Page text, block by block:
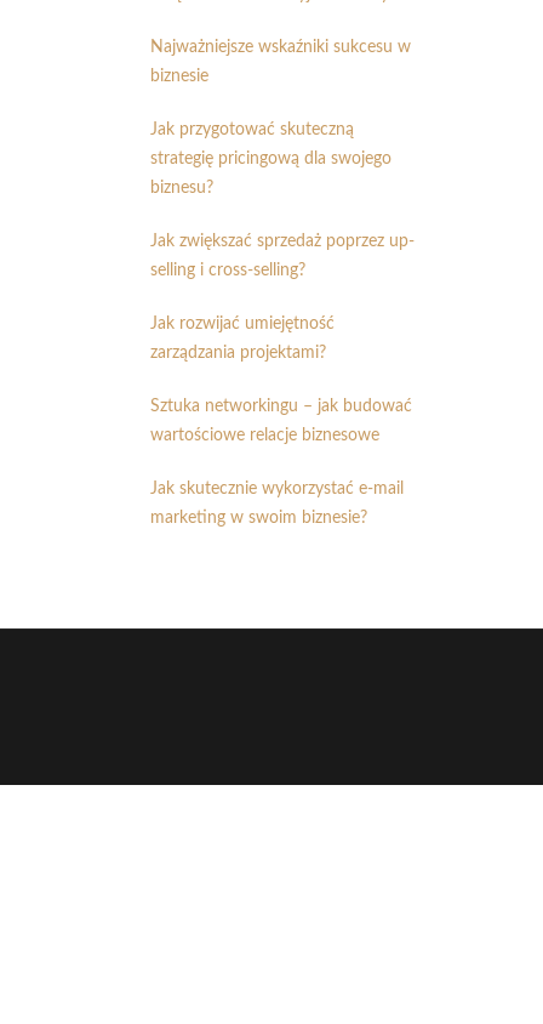
Najważniejsze wskaźniki sukcesu w
biznesie
Jak przygotować skuteczną
strategię pricingową dla swojego
biznesu?
Jak zwiększać sprzedaż poprzez up-
selling i cross-selling?
Jak rozwijać umiejętność
zarządzania projektami?
Sztuka networkingu – jak budować
wartościowe relacje biznesowe
Jak skutecznie wykorzystać e-mail
marketing w swoim biznesie?